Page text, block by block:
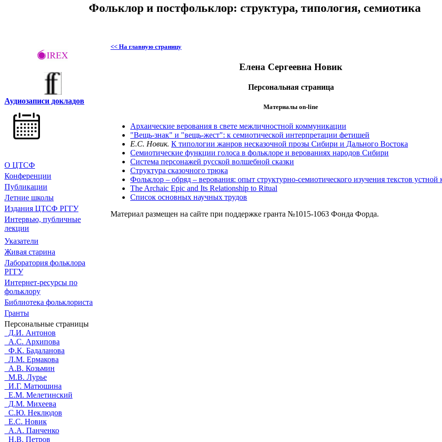
Фольклор и постфольклор: структура, типология, семиотика
Аудиозаписи докладов
О ЦТСФ
Конференции
Публикации
Летние школы
Издания ЦТСФ РГГУ
Интервью, публичные
лекции
Указатели
Живая cтарина
Лаборатория фольклора
РГГУ
Интернет-ресурсы по
фольклору
Библиотека фольклориста
Гранты
Персональные страницы
Д.И. Антонов
А.С. Архипова
Ф.К. Бадаланова
Л.М. Ермакова
А.В. Козьмин
М.В. Лурье
И.Г. Матюшина
Е.М. Мелетинский
Д.М. Михеева
С.Ю. Неклюдов
Е.С. Новик
А.А. Панченко
Н.В. Петров
<< На главную страницу
Елена Сергеевна Новик
Персональная страница
Материалы on-line
Архаические верования в свете межличностной коммуникации
"Вещь-знак" и "вещь-жест": к семиотической интерпретации фетишей
Е.С. Новик. К типологии жанров несказочной прозы Сибири и Дального Востока
Семиотические функции голоса в фольклоре и верованиях народов Сибири
Система персонажей русской волшебной сказки
Структура сказочного трюка
Фольклоp – обpяд – веpования: опыт стpуктуpно-семиотического изучения текстов устной
The Archaic Epic and Its Relationship to Ritual
Список основных научных трудов
Материал размещен на сайте при поддержке гранта №1015-1063 Фонда Форда.